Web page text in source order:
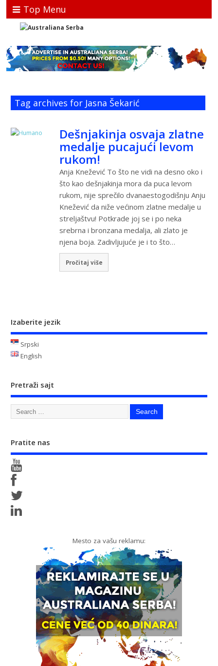
Top Menu
Tag archives for Jasna Šekarić
Dešnjakinja osvaja zlatne
medalje pucajući levom
rukom!
Anja Knežević To što ne vidi na desno oko i
što kao dešnjakinja mora da puca levom
rukom, nije sprečilo dvanaestogodišnju Anju
Knežević da niže većinom zlatne medalje u
streljaštvu! Potkrade joj se i po neka
srebrna i bronzana medalja, ali zlato je
njena boja. Zadivljujuće je i to što…
Pročitaj više
Izaberite jezik
Srpski
English
Pretraži sajt
Pratite nas
Mesto za vašu reklamu: